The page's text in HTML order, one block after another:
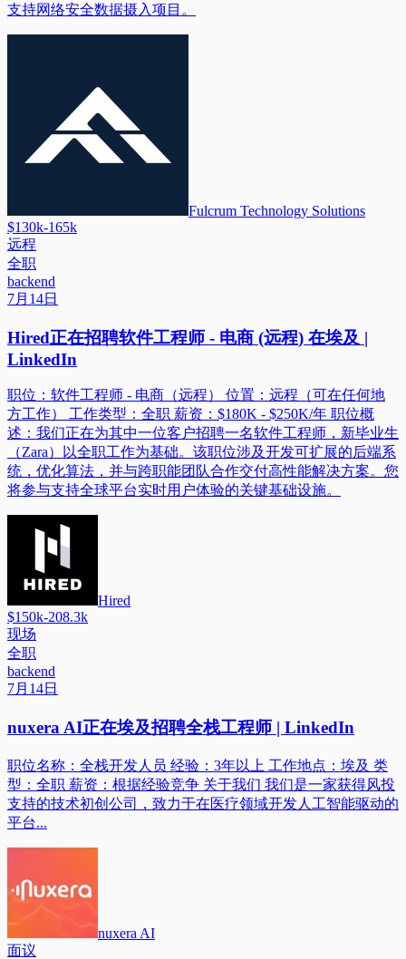
支持网络安全数据摄入项目。
Fulcrum Technology Solutions
$130k-165k
远程
全职
backend
7月14日
Hired正在招聘软件工程师 - 电商 (远程) 在埃及 |
LinkedIn
职位：软件工程师 - 电商（远程） 位置：远程（可在任何地
方工作） 工作类型：全职 薪资：$180K - $250K/年 职位概
述：我们正在为其中一位客户招聘一名软件工程师，新毕业生
（Zara）以全职工作为基础。该职位涉及开发可扩展的后端系
统，优化算法，并与跨职能团队合作交付高性能解决方案。您
将参与支持全球平台实时用户体验的关键基础设施。
Hired
$150k-208.3k
现场
全职
backend
7月14日
nuxera AI正在埃及招聘全栈工程师 | LinkedIn
职位名称：全栈开发人员 经验：3年以上 工作地点：埃及 类
型：全职 薪资：根据经验竞争 关于我们 我们是一家获得风投
支持的技术初创公司，致力于在医疗领域开发人工智能驱动的
平台...
nuxera AI
面议